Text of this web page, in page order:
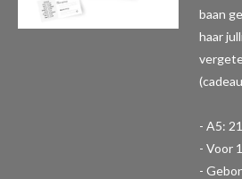
baan
haar
- A5:
- Voor
-